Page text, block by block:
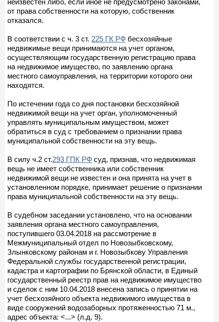
от права собственности на которую, собственник
отказался.
В соответствии с ч. 3 ст. 225 ГК РФ бесхозяйные
недвижимые вещи принимаются на учет органом,
осуществляющим государственную регистрацию права
на недвижимое имущество, по заявлению органа
местного самоуправления, на территории которого они
находятся.
По истечении года со дня постановки бесхозяйной
недвижимой вещи на учет орган, уполномоченный
управлять муниципальным имуществом, может
обратиться в суд с требованием о признании права
муниципальной собственности на эту вещь.
В силу ч.2 ст.293 ГПК РФ суд, признав, что недвижимая
вещь не имеет собственника или собственник
недвижимой вещи не известен и она принята на учет в
установленном порядке, принимает решение о признании
права муниципальной собственности на эту вещь.
В судебном заседании установлено, что на основании
заявления органа местного самоуправления,
поступившего 03.04.2018 на рассмотрение в
Межмуниципальный отдел по Новозыбковскому,
Злынковскому районам и г. Новозыбкову Управления
Федеральной службы государственной регистрации,
кадастра и картографии по Брянской области, в Единый
государственный реестр прав на недвижимое имущество
и сделок с ним 10.04.2018 внесена запись о принятии на
учет бесхозяйного объекта недвижимого имущества в
виде сооружений водозаборных протяженностью 71 м.,
адрес объекта: <...> (л.д. 9).